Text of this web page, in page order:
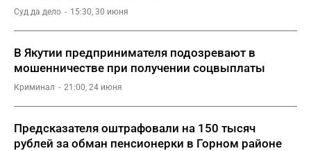
Суд да дело 15:30, 30 июня
В Якутии предпринимателя подозревают в
мошенничестве при получении соцвыплаты
Криминал 21:00, 24 июня
Предсказателя оштрафовали на 150 тысяч
рублей за обман пенсионерки в Горном районе